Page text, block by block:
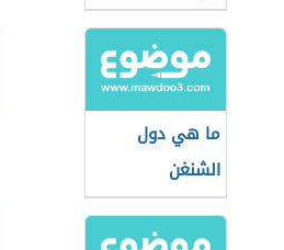
ما هي دول
الشنغن